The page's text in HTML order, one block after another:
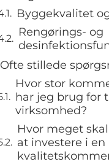
Byggekvalitet
Rengørings- og
Ofte stillede
Hvor stor
har jeg brug for
virksomhed?
Hvor meget
at investere i en